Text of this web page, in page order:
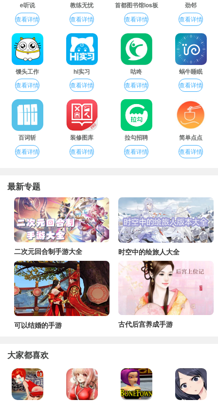
e听说
查看详情
教练无忧
查看详情
首都图书馆ios板
查看详情
劲邻
查看详情
馒头工作
查看详情
hi实习
查看详情
咕咚
查看详情
蜗牛睡眠
查看详情
百词斩
查看详情
装修图库
查看详情
拉勾招聘
查看详情
简单点点
查看详情
最新专题
二次元回合制手游大全 时空中的绘旅人大全
可以结婚的手游 古代后宫养成手游
大家都喜欢